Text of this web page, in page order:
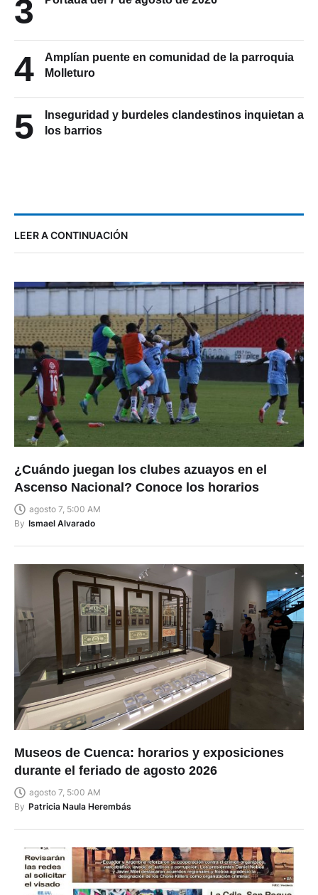
3
4
Amplían puente en comunidad de la parroquia
Molleturo
5
Inseguridad y burdeles clandestinos inquietan a
los barrios
LEER A CONTINUACIÓN
¿Cuándo juegan los clubes azuayos en el
Ascenso Nacional? Conoce los horarios
agosto 7, 5:00 AM
By Ismael Alvarado
Museos de Cuenca: horarios y exposiciones
durante el feriado de agosto 2026
agosto 7, 5:00 AM
By Patricia Naula Herembás